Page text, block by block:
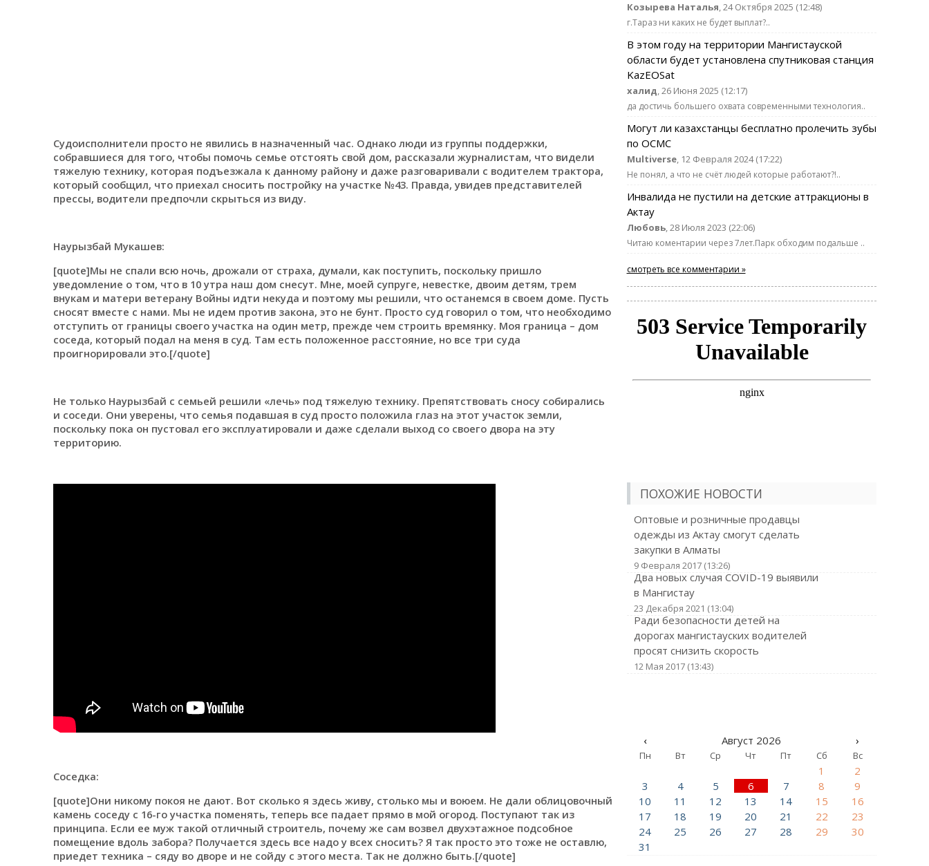
Судоисполнители просто не явились в назначенный час. Однако люди из группы поддержки,
собравшиеся для того, чтобы помочь семье отстоять свой дом, рассказали журналистам, что видели
тяжелую технику, которая подъезжала к данному району и даже разговаривали с водителем трактора,
который сообщил, что приехал сносить постройку на участке №43. Правда, увидев представителей
прессы, водители предпочли скрыться из виду.
Наурызбай Мукашев:
[quote]Мы не спали всю ночь, дрожали от страха, думали, как поступить, поскольку пришло
уведомление о том, что в 10 утра наш дом снесут. Мне, моей супруге, невестке, двоим детям, трем
внукам и матери ветерану Войны идти некуда и поэтому мы решили, что останемся в своем доме. Пусть
сносят вместе с нами. Мы не идем против закона, это не бунт. Просто суд говорил о том, что необходимо
отступить от границы своего участка на один метр, прежде чем строить времянку. Моя граница – дом
соседа, который подал на меня в суд. Там есть положенное расстояние, но все три суда
проигнорировали это.[/quote]
Не только Наурызбай с семьей решили «лечь» под тяжелую технику. Препятствовать сносу собирались
и соседи. Они уверены, что семья подавшая в суд просто положила глаз на этот участок земли,
поскольку пока он пустовал его эксплуатировали и даже сделали выход со своего двора на эту
территорию.
Соседка:
[quote]Они никому покоя не дают. Вот сколько я здесь живу, столько мы и воюем. Не дали облицовочный
камень соседу с 16-го участка поменять, теперь все падает прямо в мой огород. Поступают так из
принципа. Если ее муж такой отличный строитель, почему же сам возвел двухэтажное подсобное
помещение вдоль забора? Получается здесь все надо у всех сносить? Я так просто это тоже не оставлю,
приедет техника – сяду во дворе и не сойду с этого места. Так не должно быть.[/quote]
Козырева Наталья, 24 Октября 2025 (12:48)
г.Тараз ни каких не будет выплат?..
В этом году на территории Мангистауской
области будет установлена спутниковая станция
KazEOSat
халид, 26 Июня 2025 (12:17)
да достичь большего охвата современными технология..
Могут ли казахстанцы бесплатно пролечить зубы
по ОСМС
Multiverse, 12 Февраля 2024 (17:22)
Не понял, а что не счёт людей которые работают?!..
Инвалида не пустили на детские аттракционы в
Актау
Любовь, 28 Июля 2023 (22:06)
Читаю коментарии через 7лет.Парк обходим подальше ..
смотреть все комментарии »
ПОХОЖИЕ НОВОСТИ
Оптовые и розничные продавцы
одежды из Актау смогут сделать
закупки в Алматы
9 Февраля 2017 (13:26)
Два новых случая COVID-19 выявили
в Мангистау
23 Декабря 2021 (13:04)
Ради безопасности детей на
дорогах мангистауских водителей
просят снизить скорость
12 Мая 2017 (13:43)
‹ Август 2026 ›
Пн Вт Ср Чт Пт Сб Вс
1
2
3
4 5 6 7 8
9
10
11 12 13 14 15
16
17
18 19 20 21 22
23
24
25 26 27 28 29
30
31